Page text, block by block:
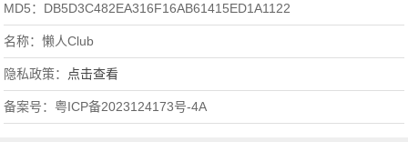
MD5：DB5D3C482EA316F16AB61415ED1A1122
名称：懒人Club
隐私政策： 点击查看
备案号：粤ICP备2023124173号-4A